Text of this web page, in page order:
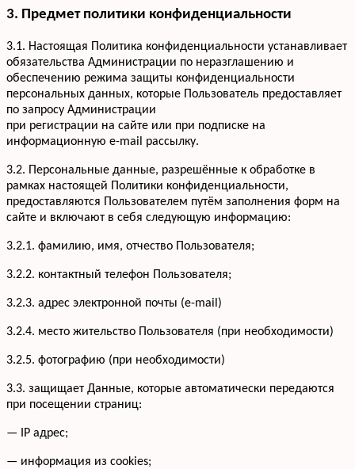
3. Предмет политики конфиденциальности
3.1. Настоящая Политика конфиденциальности устанавливает
обязательства Администрации по неразглашению и
обеспечению режима защиты конфиденциальности
персональных данных, которые Пользователь предоставляет
по запросу Администрации
при регистрации на сайте или при подписке на
информационную e-mail рассылку.
3.2. Персональные данные, разрешённые к обработке в
рамках настоящей Политики конфиденциальности,
предоставляются Пользователем путём заполнения форм на
сайте и включают в себя следующую информацию:
3.2.1. фамилию, имя, отчество Пользователя;
3.2.2. контактный телефон Пользователя;
3.2.3. адрес электронной почты (e-mail)
3.2.4. место жительство Пользователя (при необходимости)
3.2.5. фотографию (при необходимости)
3.3. защищает Данные, которые автоматически передаются
при посещении страниц:
— IP адрес;
— информация из cookies;